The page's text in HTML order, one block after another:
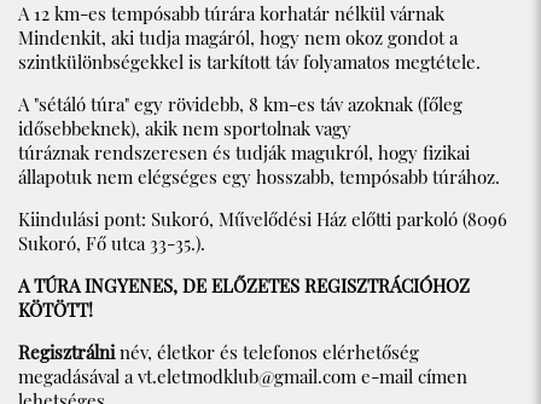
A 12 km-es tempósabb túrára korhatár nélkül várnak
Mindenkit, aki tudja magáról, hogy nem okoz gondot a
szintkülönbségekkel is tarkított táv folyamatos megtétele.
A "sétáló túra" egy rövidebb, 8 km-es táv azoknak (főleg
idősebbeknek), akik nem sportolnak vagy
túráznak rendszeresen és tudják magukról, hogy fizikai
állapotuk nem elégséges egy hosszabb, tempósabb túrához.
Kiindulási pont: Sukoró, Művelődési Ház előtti parkoló (8096
Sukoró, Fő utca 33-35.).
A TÚRA INGYENES, DE ELŐZETES REGISZTRÁCIÓHOZ
KÖTÖTT!
Regisztrálninév, életkor és telefonos elérhetőség
megadásával avt.eletmodklub@gmail.com e-mail címen